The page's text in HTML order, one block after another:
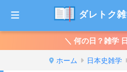
ダレトク
＼ 何の日？雑学
ホーム 日本史雑学